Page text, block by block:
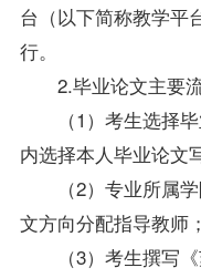
台（以下简称教学平
行。
2.毕业论文主要
（1）考生选择
内选择本人毕业论文
（2）专业所属
文方向分配指导教师；
（3）考生撰写